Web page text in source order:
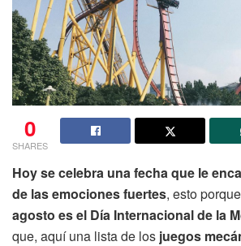
0
SHARES
Hoy se celebra una fecha que le
de las emociones fuertes, esto porque
agosto es el Día Internacional de la
que, aquí una lista de los juegos